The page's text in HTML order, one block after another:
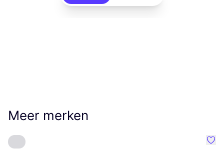
Meer merken